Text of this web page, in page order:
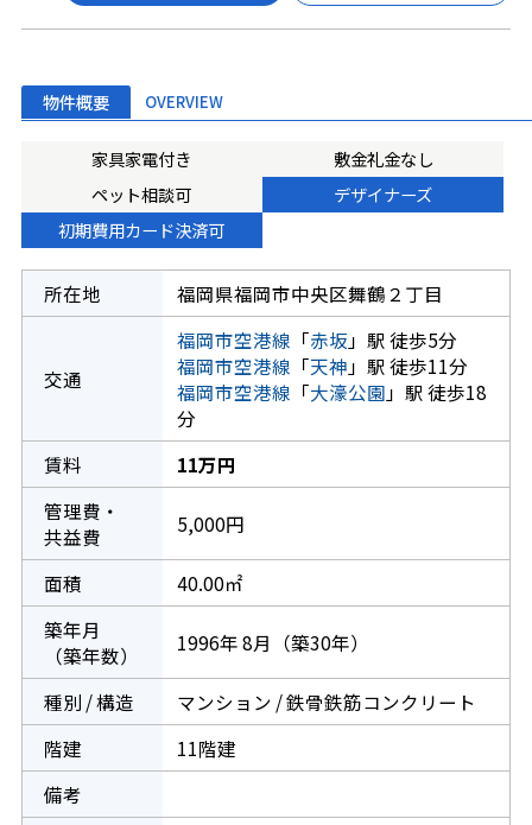
物件概要 OVERVIEW
家具家電付き
敷金礼金なし
ペット相談可
デザイナーズ
初期費用カード決済可
所在地 福岡県福岡市中央区舞鶴２丁目
交通
福岡市空港線 「赤坂」駅 徒歩5分
福岡市空港線 「天神 」駅 徒歩11分
福岡市空港線 「大濠公園 」駅 徒歩18
分
賃料
11万円
管理費・
共益費
5,000円
面積
40.00㎡
築年月
（築年数）
1996年 8月（築30年）
種別 / 構造
マンション / 鉄骨鉄筋コンクリート
階建
11階建
備考